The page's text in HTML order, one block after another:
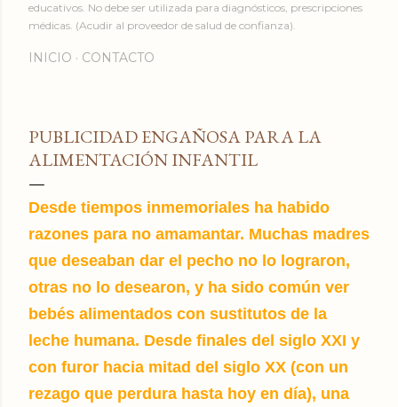
educativos. No debe ser utilizada para diagnósticos, prescripciones
médicas. (Acudir al proveedor de salud de confianza).
INICIO CONTACTO
PUBLICIDAD ENGAÑOSA PARA LA
ALIMENTACIÓN INFANTIL
Desde tiempos inmemoriales ha habido
razones para no amamantar. Muchas madres
que deseaban dar el pecho no lo lograron,
otras no lo desearon, y ha sido común ver
bebés alimentados con sustitutos de la
leche humana. Desde finales del siglo XXI y
con furor hacia mitad del siglo XX (con un
rezago que perdura hasta hoy en día), una